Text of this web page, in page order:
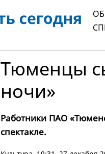
Тюменцы
ночи»
Работники ПАО
спектакле.